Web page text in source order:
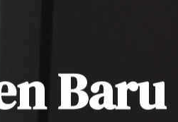
Baru